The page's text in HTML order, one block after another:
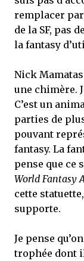
remplacer par
de la SF, pas
la fantasy
Nick
une chimère.
C’est un
parties de
pouvant
fantasy. La
pense que ce
World Fantasy
cette
supporte.
Je pense
trophée dont